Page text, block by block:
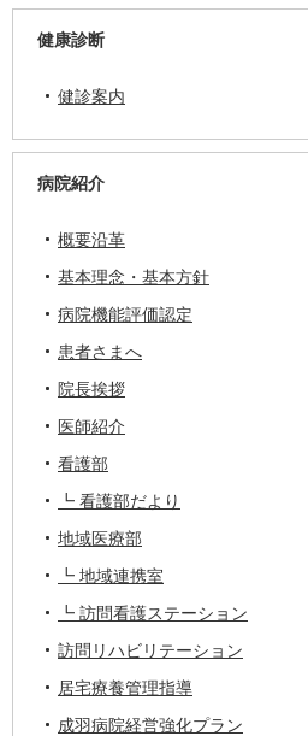
健康診断
健診案内
病院紹介
概要沿革
基本理念・基本方針
病院機能評価認定
患者さまへ
院長挨拶
医師紹介
看護部
┗ 看護部だより
地域医療部
┗ 地域連携室
┗ 訪問看護ステーション
訪問リハビリテーション
居宅療養管理指導
成羽病院経営強化プラン